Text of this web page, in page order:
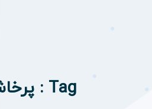
Tag : پرخاشگری